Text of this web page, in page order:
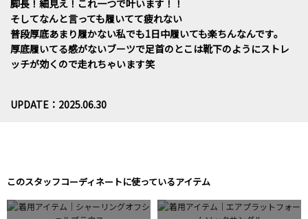
脚長！細見え！これ一つで叶います！！
そしてなんと言っても履いてて疲れない
普段厚底あまり履かない私でも1日中履いても楽ちんなんです。
厚底履いてる感がないブーツで足首のとこは靴下のようにストレ
ッチが効くので走れちゃいます笑
UPDATE：2025.06.30
このスタッフコーディネートに使っているアイテム